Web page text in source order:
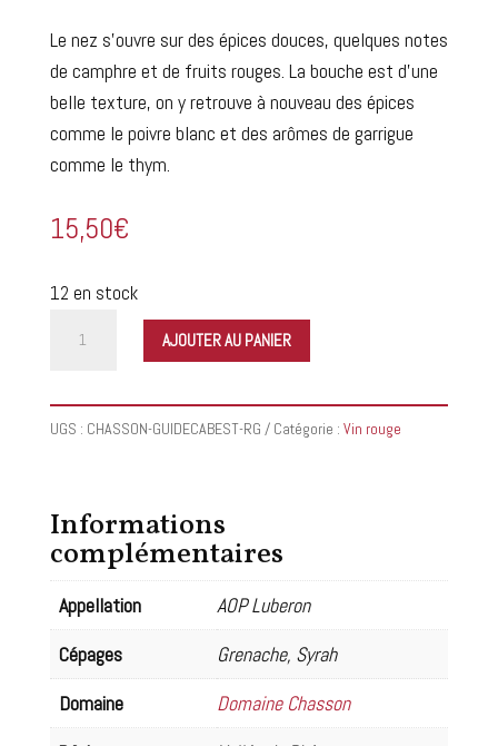
Le nez s’ouvre sur des épices douces, quelques notes
de camphre et de fruits rouges. La bouche est d’une
belle texture, on y retrouve à nouveau des épices
comme le poivre blanc et des arômes de garrigue
comme le thym.
15,50€
12 en stock
Chasson
de
Cabestan
AJOUTER AU PANIER
UGS : CHASSON-GUIDECABEST-RG Catégorie : Vin rouge
Informations
complémentaires
Appellation
AOP Luberon
Cépages
Grenache, Syrah
Domaine
Domaine Chasson